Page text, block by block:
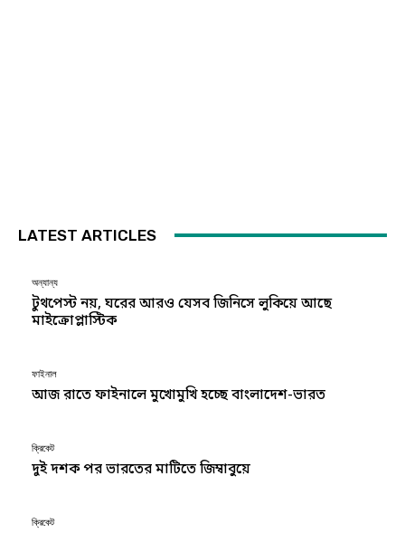
LATEST ARTICLES
অন্যান্য
টুথপেস্ট নয়, ঘরের আরও যেসব জিনিসে লুকিয়ে আছে
মাইক্রোপ্লাস্টিক
ফাইনাল
আজ রাতে ফাইনালে মুখোমুখি হচ্ছে বাংলাদেশ-ভারত
ক্রিকেট
দুই দশক পর ভারতের মাটিতে জিম্বাবুয়ে
ক্রিকেট